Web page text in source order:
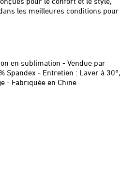
les meilleures conditions pour
en sublimation - Vendue par
Spandex - Entretien : Laver à 30°,
- Fabriquée en Chine